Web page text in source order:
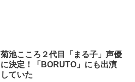
菊池こころ２代目「まる子」声優
に決定！「BORUTO」にも出演
していた